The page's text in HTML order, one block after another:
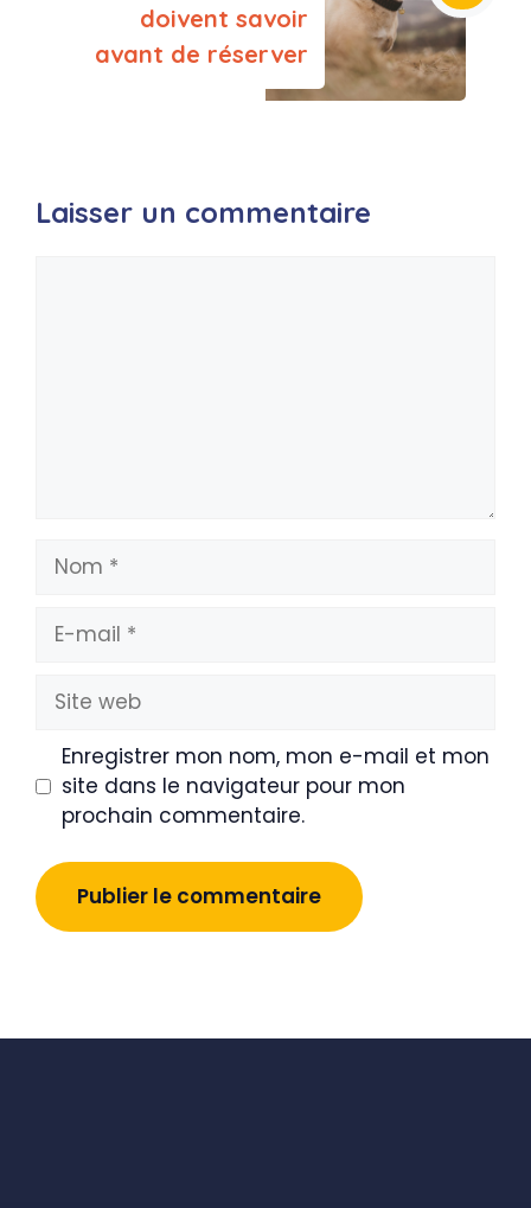
doivent savoir
avant de réserver
Laisser un commentaire
Nom
mail
Site
web
Enregistrer mon nom, mon e-mail et mon
site dans le navigateur pour mon
prochain commentaire.